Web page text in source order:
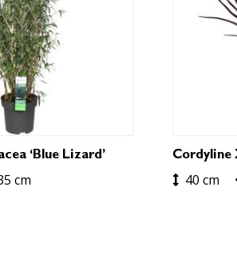
‘Blue Lizard’
cm
Cordyline
40 cm